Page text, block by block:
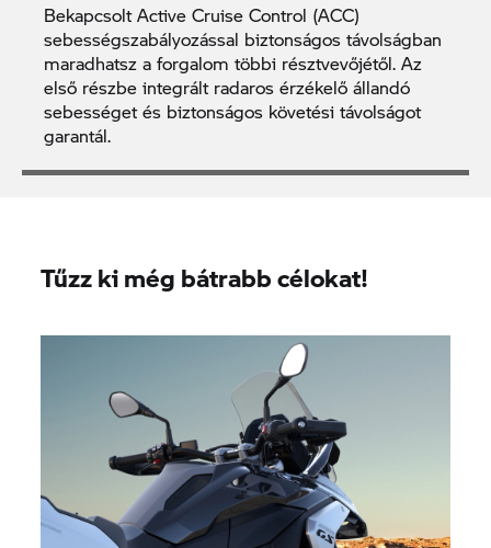
Bekapcsolt Active Cruise Control (ACC)
sebességszabályozással biztonságos távolságban
maradhatsz a forgalom többi résztvevőjétől. Az
első részbe integrált radaros érzékelő állandó
sebességet és biztonságos követési távolságot
garantál.
Tűzz ki még bátrabb célokat!